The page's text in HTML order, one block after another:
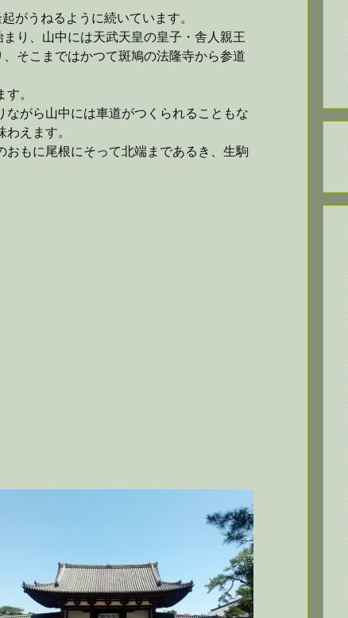
がうねるように続いています。
り、山中には天武天皇の皇子・舎人親王
そこまではかつて斑鳩の法隆寺から参道
。
がら山中には車道がつくられることもな
えます。
もに尾根にそって北端まであるき、生駒